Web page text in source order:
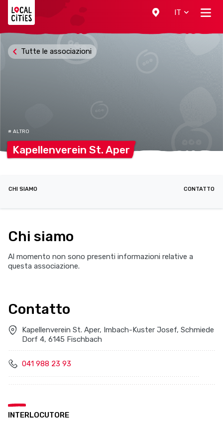
IT
# ALTRO
Kapellenverein St. Aper
Tutte le associazioni
CHI SIAMO CONTATTO
Chi siamo
Al momento non sono presenti informazioni relative a
questa associazione.
Contatto
Kapellenverein St. Aper, Imbach-Kuster Josef, Schmiede
Dorf 4, 6145 Fischbach
041 988 23 93
INTERLOCUTORE